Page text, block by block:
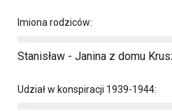
Imiona rodziców:
Stanisław - Janina z domu
Udział w konspiracji 1939-1944: